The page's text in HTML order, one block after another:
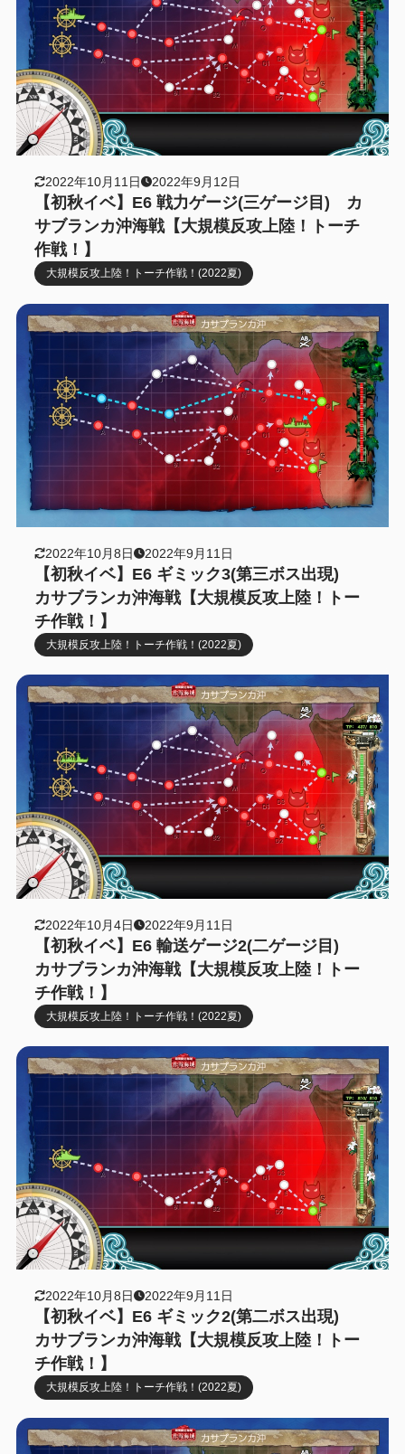
2022年10月11日 2022年9月12日
【初秋イベ】E6 戦力ゲージ(三ゲージ目) カ
サブランカ沖海戦【大規模反攻上陸！トーチ
作戦！】
大規模反攻上陸！トーチ作戦！(2022夏)
2022年10月8日 2022年9月11日
【初秋イベ】E6 ギミック3(第三ボス出現)
カサブランカ沖海戦【大規模反攻上陸！トー
チ作戦！】
大規模反攻上陸！トーチ作戦！(2022夏)
2022年10月4日 2022年9月11日
【初秋イベ】E6 輸送ゲージ2(二ゲージ目)
カサブランカ沖海戦【大規模反攻上陸！トー
チ作戦！】
大規模反攻上陸！トーチ作戦！(2022夏)
2022年10月8日 2022年9月11日
【初秋イベ】E6 ギミック2(第二ボス出現)
カサブランカ沖海戦【大規模反攻上陸！トー
チ作戦！】
大規模反攻上陸！トーチ作戦！(2022夏)